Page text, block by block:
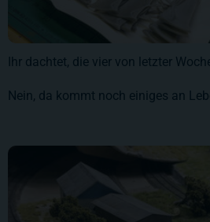
Ihr dachtet, die vier von letzter
Nein, da kommt noch einiges an